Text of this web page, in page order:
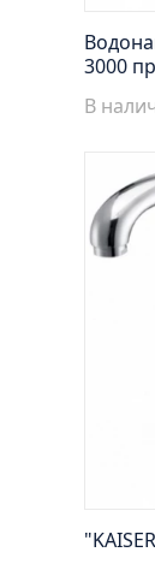
3000
В